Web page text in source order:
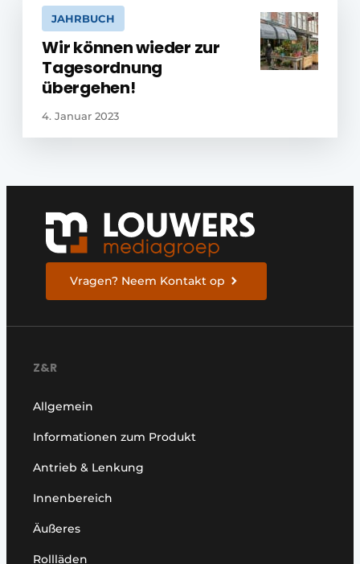
JAHRBUCH
Wir können wieder zur
Tagesordnung
übergehen!
4. Januar 2023
Vragen? Neem Kontakt op
Z&R
Allgemein
Informationen zum Produkt
Antrieb & Lenkung
Innenbereich
Äußeres
Rollläden